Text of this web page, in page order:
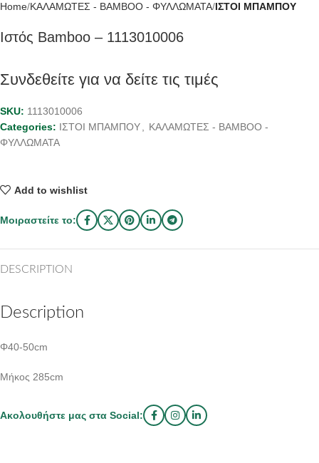
Home ΚΑΛΑΜΩΤΕΣ - BAMBOO - ΦΥΛΛΩΜΑΤΑ ΙΣΤΟΙ ΜΠΑΜΠΟΥ
Ιστός Bamboo – 1113010006
Συνδεθείτε για να δείτε τις τιμές
SKU: 1113010006
Categories: ΙΣΤΟΙ ΜΠΑΜΠΟΥ, ΚΑΛΑΜΩΤΕΣ - BAMBOO -
ΦΥΛΛΩΜΑΤΑ
Add to wishlist
Μοιραστείτε το:
DESCRIPTION
Description
Φ40-50cm
Μήκος 285cm
Ακολουθήστε μας στα Social: